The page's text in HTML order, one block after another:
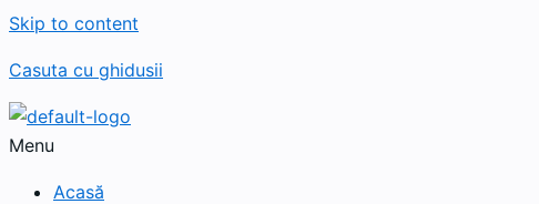
Skip to content
Casuta cu ghidusii
Menu
Acasă